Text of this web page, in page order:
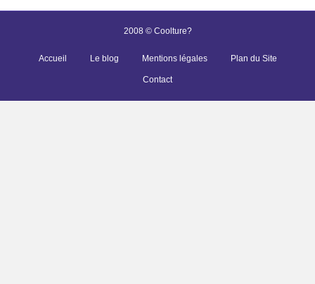
2008 © Coolture?
Accueil Le blog Mentions légales Plan du Site
Contact